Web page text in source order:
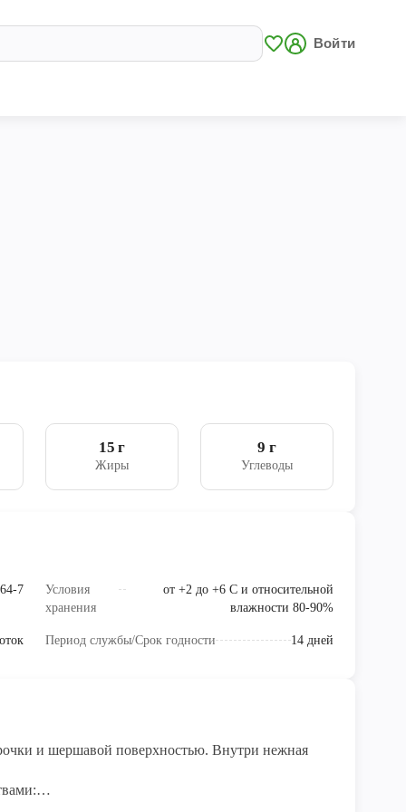
Войти
15 г
Жиры
9 г
Углеводы
7
Условия
хранения
от +2 до +6 С и относительной
влажности 80-90%
Период службы/Срок годности 14 дней
и шершавой поверхностью. Внутри нежная